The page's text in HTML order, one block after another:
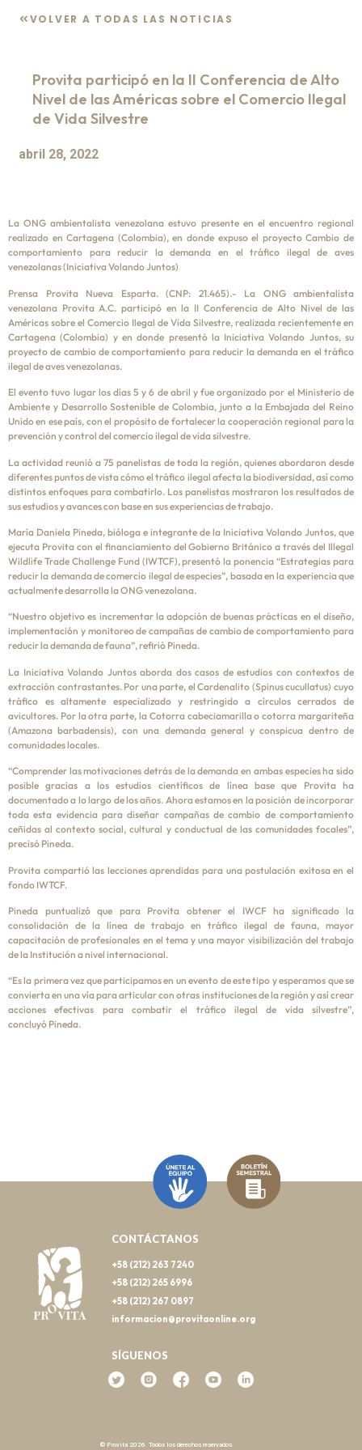
VOLVER A TODAS LAS NOTICIAS
Provita participó en la II Conferencia de Alto
Nivel de las Américas sobre el Comercio Ilegal
de Vida Silvestre
abril 28, 2022
La ONG ambientalista venezolana estuvo presente en el encuentro regional
realizado en Cartagena (Colombia), en donde expuso el proyecto Cambio de
comportamiento para reducir la demanda en el tráfico ilegal de aves
venezolanas (Iniciativa Volando Juntos)
Prensa Provita Nueva Esparta. (CNP: 21.465).- La ONG ambientalista
venezolana Provita A.C. participó en la II Conferencia de Alto Nivel de las
Américas sobre el Comercio Ilegal de Vida Silvestre, realizada recientemente en
Cartagena (Colombia) y en donde presentó la Iniciativa Volando Juntos, su
proyecto de cambio de comportamiento para reducir la demanda en el tráfico
ilegal de aves venezolanas.
El evento tuvo lugar los días 5 y 6 de abril y fue organizado por el Ministerio de
Ambiente y Desarrollo Sostenible de Colombia, junto a la Embajada del Reino
Unido en ese país, con el propósito de fortalecer la cooperación regional para la
prevención y control del comercio ilegal de vida silvestre.
La actividad reunió a 75 panelistas de toda la región, quienes abordaron desde
diferentes puntos de vista cómo el tráfico ilegal afecta la biodiversidad, así como
distintos enfoques para combatirlo. Los panelistas mostraron los resultados de
sus estudios y avances con base en sus experiencias de trabajo.
María Daniela Pineda, bióloga e integrante de la Iniciativa Volando Juntos, que
ejecuta Provita con el financiamiento del Gobierno Británico a través del Illegal
Wildlife Trade Challenge Fund (IWTCF), presentó la ponencia “Estrategias para
reducir la demanda de comercio ilegal de especies”, basada en la experiencia que
actualmente desarrolla la ONG venezolana.
“Nuestro objetivo es incrementar la adopción de buenas prácticas en el diseño,
implementación y monitoreo de campañas de cambio de comportamiento para
reducir la demanda de fauna”, refirió Pineda.
La Iniciativa Volando Juntos aborda dos casos de estudios con contextos de
extracción contrastantes. Por una parte, el Cardenalito (Spinus cucullatus) cuyo
tráfico es altamente especializado y restringido a círculos cerrados de
avicultores. Por la otra parte, la Cotorra cabeciamarilla o cotorra margariteña
(Amazona barbadensis), con una demanda general y conspicua dentro de
comunidades locales.
“Comprender las motivaciones detrás de la demanda en ambas especies ha sido
posible gracias a los estudios científicos de línea base que Provita ha
documentado a lo largo de los años. Ahora estamos en la posición de incorporar
toda esta evidencia para diseñar campañas de cambio de comportamiento
ceñidas al contexto social, cultural y conductual de las comunidades focales”,
precisó Pineda.
Provita compartió las lecciones aprendidas para una postulación exitosa en el
fondo IWTCF.
Pineda puntualizó que para Provita obtener el IWCF ha significado la
consolidación de la línea de trabajo en tráfico ilegal de fauna, mayor
capacitación de profesionales en el tema y una mayor visibilización del trabajo
de la Institución a nivel internacional.
“Es la primera vez que participamos en un evento de este tipo y esperamos que se
convierta en una vía para articular con otras instituciones de la región y así crear
acciones efectivas para combatir el tráfico ilegal de vida silvestre”,
concluyó Pineda.
CONTÁCTANOS
+58 (212) 263 7240
+58 (212) 265 6996
+58 (212) 267 0897
informacion@provitaonline.org
SÍGUENOS
© Provita 2026. Todos los derechos reservados.